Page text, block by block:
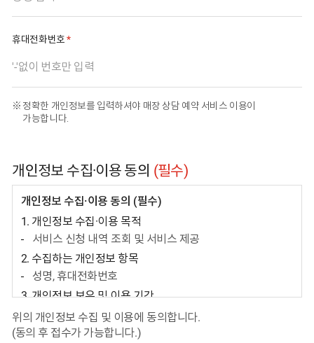
휴대전화번호 필수 입력 사항
정확한 개인정보를 입력하셔야 매장 상담 예약 서비스 이용이
가능합니다.
개인정보 수집·이용 동의 (필수)
개인정보 수집·이용 동의 (필수)
1. 개인정보 수집·이용 목적
서비스 신청 내역 조회 및 서비스 제공
2. 수집하는 개인정보 항목
성명, 휴대전화번호
3. 개인정보 보유 및 이용 기간
접수일로부터 6개월
4. 동의를 거부할 권리와 동의를 거부할 경우의 불이익
위의 개인정보 수집 및 이용에 동의합니다.
(동의 후 접수가 가능합니다.)